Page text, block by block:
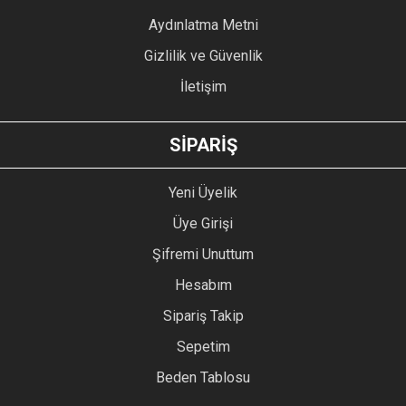
GÖNDER
Aydınlatma Metni
Gizlilik ve Güvenlik
İletişim
SİPARİŞ
Yeni Üyelik
Üye Girişi
Şifremi Unuttum
Hesabım
Sipariş Takip
Sepetim
Beden Tablosu